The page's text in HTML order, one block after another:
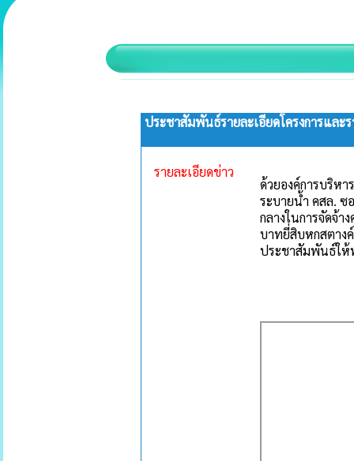
ประชาสัมพันธ์รายละเอียดโครงการและ
รายละเอียดข่าว
ด้วยองค์การบริห
ระบายน้ำ คสล.
กลางในการจัดจ้
บาทยี่สิบหกสตาง
ประชาสัมพันธ์ให้